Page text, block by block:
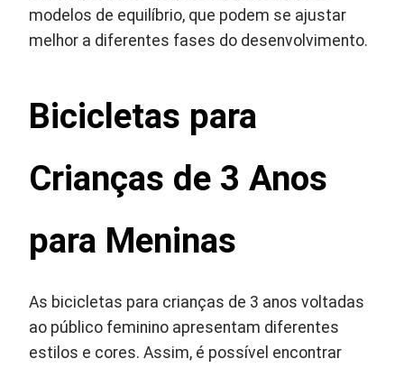
modelos de equilíbrio, que podem se ajustar
melhor a diferentes fases do desenvolvimento.
Bicicletas para
Crianças de 3 Anos
para Meninas
As bicicletas para crianças de 3 anos voltadas
ao público feminino apresentam diferentes
estilos e cores. Assim, é possível encontrar